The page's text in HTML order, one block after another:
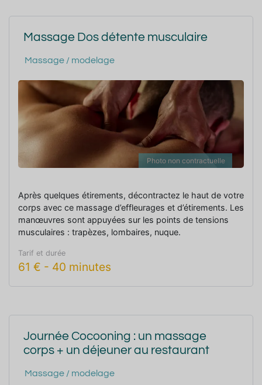
Massage Dos détente musculaire
Massage / modelage
Photo non contractuelle
Après quelques étirements, décontractez le haut de votre
corps avec ce massage d’effleurages et d’étirements. Les
manœuvres sont appuyées sur les points de tensions
musculaires : trapèzes, lombaires, nuque.
Tarif et durée
61 € - 40 minutes
Journée Cocooning : un massage
corps + un déjeuner au restaurant
Massage / modelage